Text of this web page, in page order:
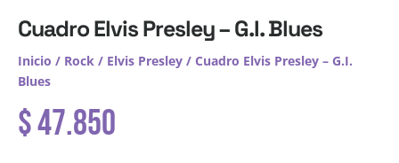
Cuadro Elvis Presley – G.I. Blues
Inicio / Rock / Elvis Presley / Cuadro Elvis Presley – G.I.
Blues
$47.850